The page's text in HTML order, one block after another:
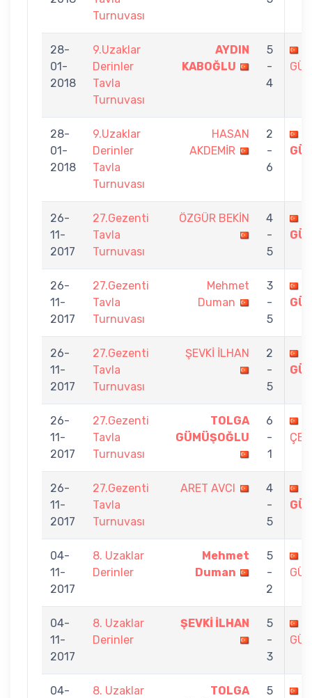
Turnuvası
28-
01-
2018
9.Uzaklar
Derinler
Tavla
Turnuvası
AYDIN
KABOĞLU
5
-
4
28-
01-
2018
9.Uzaklar
Derinler
Tavla
Turnuvası
HASAN
AKDEMİR
2
-
6
26-
11-
2017
27.Gezenti
Tavla
Turnuvası
ÖZGÜR BEKİN
4
-
5
26-
11-
2017
27.Gezenti
Tavla
Turnuvası
Mehmet
Duman
3
-
5
26-
11-
2017
27.Gezenti
Tavla
Turnuvası
ŞEVKİ İLHAN
2
-
5
26-
11-
2017
27.Gezenti
Tavla
Turnuvası
TOLGA
GÜMÜŞOĞLU
6
-
1
26-
11-
2017
27.Gezenti
Tavla
Turnuvası
ARET AVCI
4
-
5
04-
11-
2017
8. Uzaklar
Derinler
Mehmet
Duman
5
-
2
04-
11-
2017
8. Uzaklar
Derinler
ŞEVKİ İLHAN
5
-
3
04-
8. Uzaklar
TOLGA
5